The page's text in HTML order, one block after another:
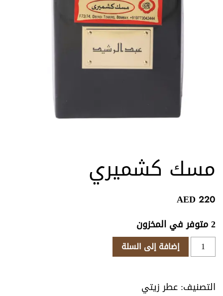
مسك كشميري
AED 220
2 متوفر في المخزون
كمية
مسك
إضافة إلى السلة
التصنيف: عطر زيتي